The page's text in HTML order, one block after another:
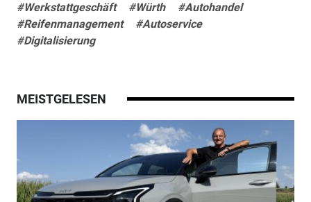
#Werkstattgeschäft #Würth
#Autohandel
#Reifenmanagement
#Autoservice
#Digitalisierung
MEISTGELESEN